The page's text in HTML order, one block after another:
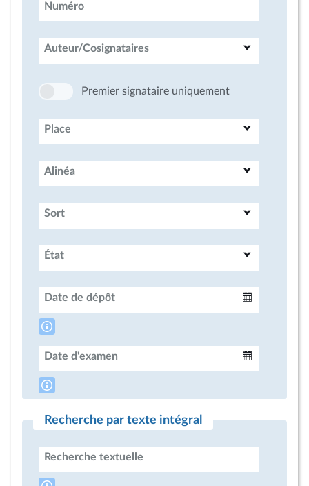
Numéro
Auteur/Cosignataires
Premier signataire uniquement
Place
Alinéa
Sort
État
Date de dépôt
Date d'examen
Recherche par texte intégral
Recherche textuelle